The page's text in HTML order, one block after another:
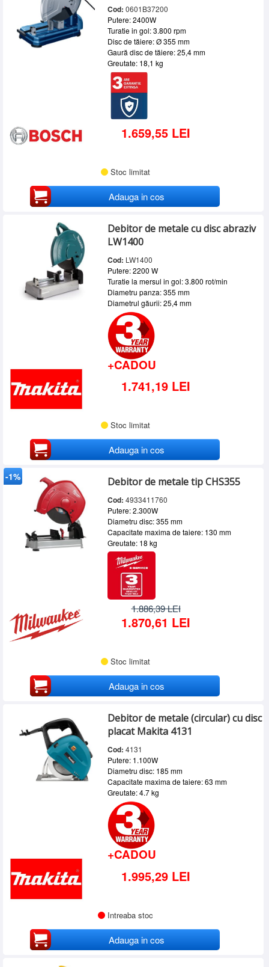
Cod: 0601B37200
Putere: 2400W
Turatie in gol: 3.800 rpm
Disc de tăiere: Ø 355 mm
Gaură disc de tăiere: 25,4 mm
Greutate: 18,1 kg
1.659,55 LEI
Stoc limitat
Adauga in cos
Debitor de metale cu disc abraziv
LW1400
Cod: LW1400
Putere: 2200 W
Turatie la mersul in gol: 3.800 rot/min
Diametru panza: 355 mm
Diametrul găurii: 25,4 mm
+CADOU
1.741,19 LEI
Stoc limitat
Adauga in cos
-1% Debitor de metale tip CHS355
Cod: 4933411760
Putere: 2.300W
Diametru disc: 355 mm
Capacitate maxima de taiere: 130 mm
Greutate: 18 kg
1.886,39 LEI
1.870,61 LEI
Stoc limitat
Adauga in cos
Debitor de metale (circular) cu disc
placat Makita 4131
Cod: 4131
Putere: 1.100W
Diametru disc: 185 mm
Capacitate maxima de taiere: 63 mm
Greutate: 4.7 kg
+CADOU
1.995,29 LEI
Intreaba stoc
Adauga in cos